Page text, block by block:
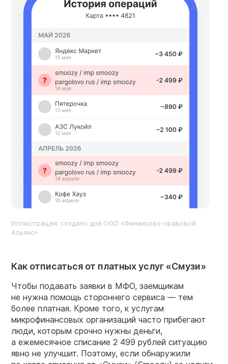
Иллюстрация: создано для ООО «Финансово-правовой
Альянс»
Как отписаться от платных услуг «Смузи»
Чтобы подавать заявки в МФО, заемщикам
не нужна помощь стороннего сервиса — тем
более платная. Кроме того, к услугам
микрофинансовых организаций часто прибегают
люди, которым срочно нужны деньги,
а ежемесячное списание 2 499 рублей ситуацию
явно не улучшит. Поэтому, если обнаружили